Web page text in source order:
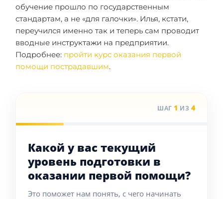
обучение прошло по государственным
стандартам, а не «для галочки». Илья, кстати,
переучился именно так и теперь сам проводит
вводные инструктажи на предприятии.
Подробнее: пройти курс оказания первой
помощи пострадавшим.
ШАГ 1 ИЗ 4
Какой у вас текущий
уровень подготовки в
оказании первой помощи?
Это поможет нам понять, с чего начинать